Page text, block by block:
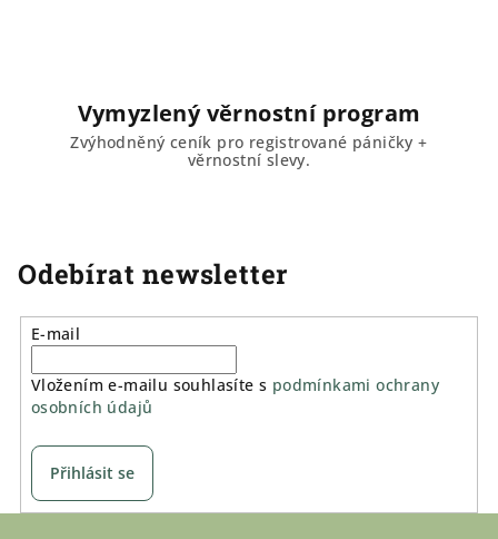
Vymyzlený věrnostní program
Zvýhodněný ceník pro registrované páničky +
věrnostní slevy.
Odebírat newsletter
E-mail
Vložením e-mailu souhlasíte s podmínkami ochrany
osobních údajů
Přihlásit se